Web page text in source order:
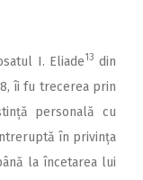
I. Eliade13 din
îi fu trecerea prin
personală cu
în privința
la încetarea lui